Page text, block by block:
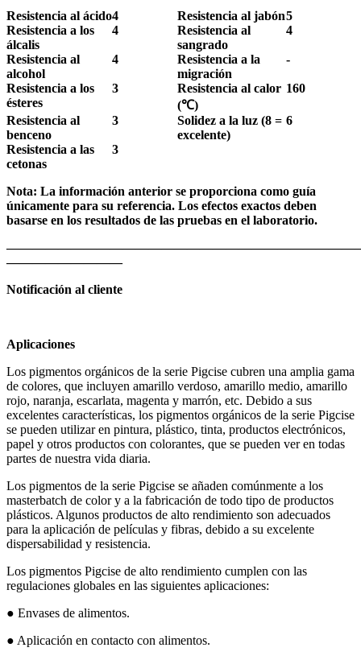
Resistencia al ácido4 Resistencia al jabón5
Resistencia a los
álcalis
4
Resistencia al
sangrado
4
Resistencia al
alcohol
4
Resistencia a la
migración
-
Resistencia a los
ésteres
3
Resistencia al calor
(℃)
160
Resistencia al
benceno
3
Solidez a la luz (8 =
excelente)
6
Resistencia a las
cetonas
3
Nota: La información anterior se proporciona como guía
únicamente para su referencia. Los efectos exactos deben
basarse en los resultados de las pruebas en el laboratorio.
—————————
Notificación al cliente
Aplicaciones
Los pigmentos orgánicos de la serie Pigcise cubren una amplia gama
de colores, que incluyen amarillo verdoso, amarillo medio, amarillo
rojo, naranja, escarlata, magenta y marrón, etc. Debido a sus
excelentes características, los pigmentos orgánicos de la serie Pigcise
se pueden utilizar en pintura, plástico, tinta, productos electrónicos,
papel y otros productos con colorantes, que se pueden ver en todas
partes de nuestra vida diaria.
Los pigmentos de la serie Pigcise se añaden comúnmente a los
masterbatch de color y a la fabricación de todo tipo de productos
plásticos. Algunos productos de alto rendimiento son adecuados
para la aplicación de películas y fibras, debido a su excelente
dispersabilidad y resistencia.
Los pigmentos Pigcise de alto rendimiento cumplen con las
regulaciones globales en las siguientes aplicaciones:
● Envases de alimentos.
● Aplicación en contacto con alimentos.